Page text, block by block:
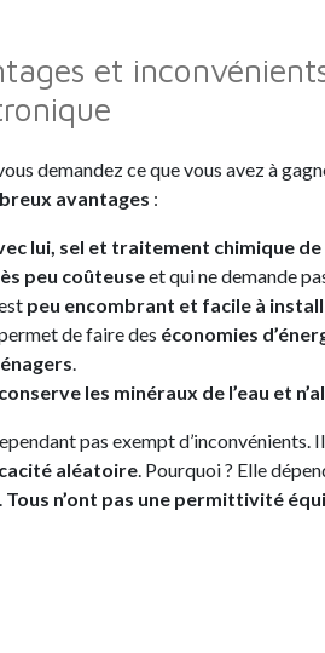
et
demandez ce que vous avez à
avantages :
lui, sel et traitement chimique de
peu coûteuseet qui ne demande
peu encombrant et facile à
de faire des économies
.
conserve les minéraux de l’eau et
pas exempt
aléatoire. Pourquoi ? Elle
Tous n’ont pas une permittivité